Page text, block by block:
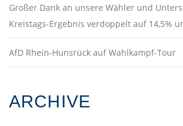
Großer Dank an unsere Wähler und
Kreistags-Ergebnis verdoppelt auf 14,5%
AfD Rhein-Hunsrück auf Wahlkampf-Tour
ARCHIVE